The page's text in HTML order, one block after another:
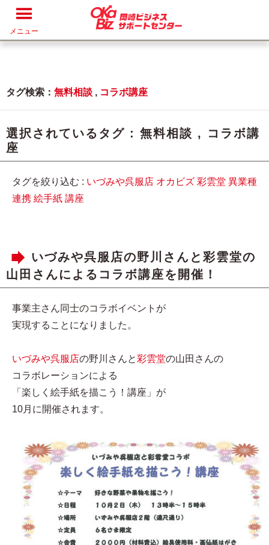
メニュー
タグ検索： 無料相談 , コラボ講座
選択されているタグ : 無料相談 ,
コラボ講
座
タグを絞り込む : いづみや呉服店 オカビズ 彩雲堂 異業種
連携 絵手紙 講座
いづみや呉服店の野川さんと彩雲堂の
山田さんによるコラボ講座を開催！
事業主さん同士のコラボイベントが
実現することになりました。
いづみや呉服店の野川さんと彩雲堂の山田さんの
コラボレーションによる
「楽しく絵手紙を描こう！講座」が
10月に開催されます。